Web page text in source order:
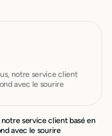
notre service client
avec le sourire
service client basé en
avec le sourire